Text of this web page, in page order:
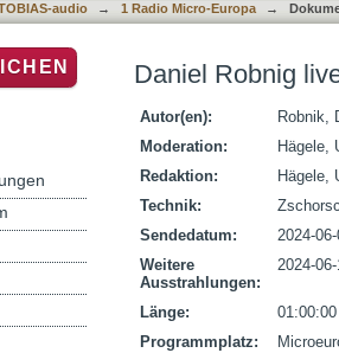
audio → 1 Radio Micro-Europa →
Daniel Robnig
Autor(en):
Robnik,
Moderation:
Hägele,
Redaktion:
Hägele,
Technik:
Sendedatum:
2024-
Weitere
Ausstrahlungen:
2024-
Länge:
01:00:00
Programmplatz: